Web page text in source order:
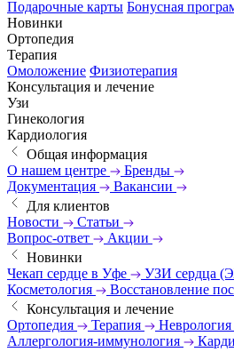
Подарочные карты Бонусная
Новинки
Ортопедия
Терапия
Омоложение Физиотерапия
Консультация и лечение
Узи
Гинекология
Кардиология
Общая информация
О нашем центре
Бренды
Документация
Вакансии
Для клиентов
Новости
Статьи
Вопрос-ответ
Акции
Новинки
Чекап сердце в Уфе
УЗИ сердца
Косметология
Восстановление
Консультация и лечение
Ортопедия
Терапия Неврология
Аллергология-иммунология